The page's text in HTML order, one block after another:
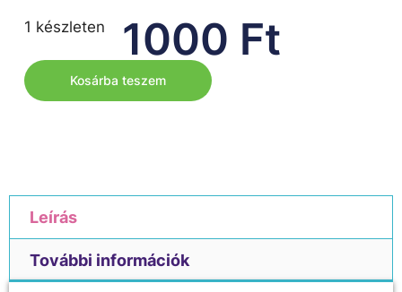
1000 Ft
1 készleten
Kosárba teszem
Leírás
További információk